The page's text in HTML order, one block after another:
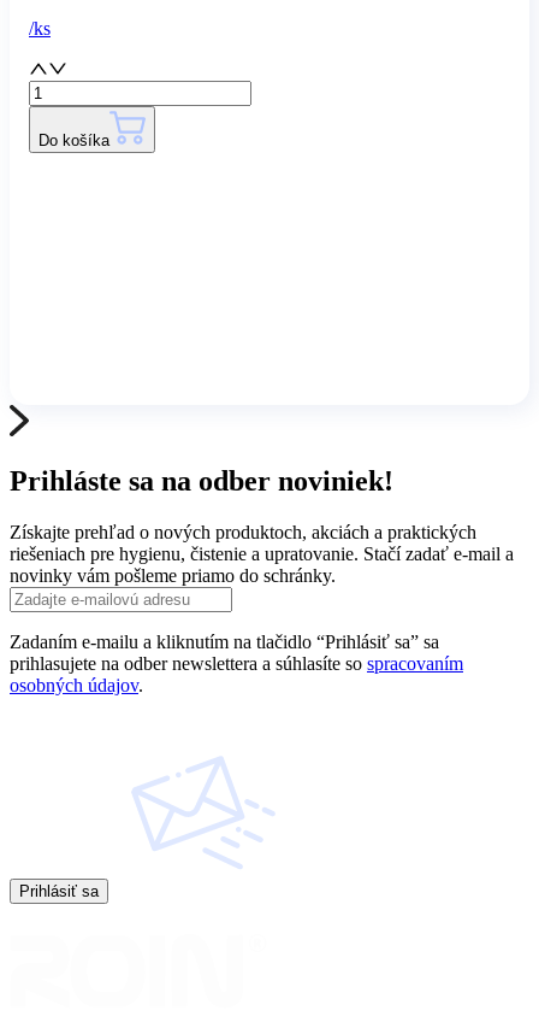
/ks
Do košíka
Prihláste sa na odber noviniek!
Získajte prehľad o nových produktoch, akciách a praktických
riešeniach pre hygienu, čistenie a upratovanie. Stačí zadať e-mail a
novinky vám pošleme priamo do schránky.
Zadaním e-mailu a kliknutím na tlačidlo “Prihlásiť sa” sa
prihlasujete na odber newslettera a súhlasíte so spracovaním
osobných údajov.
Prihlásiť sa